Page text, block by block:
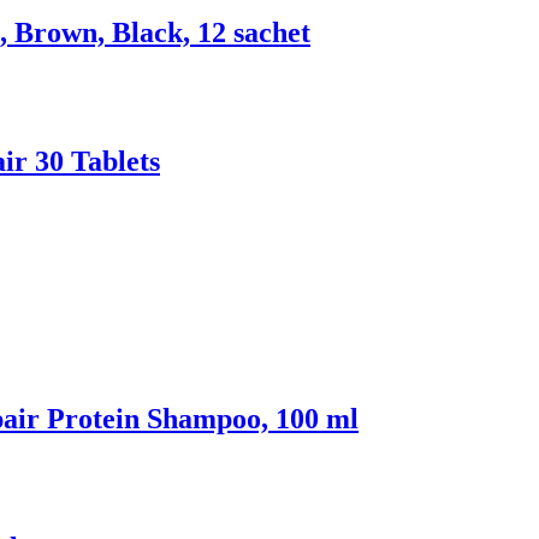
Black, 12 sachet
30 Tablets
Protein Shampoo, 100 ml